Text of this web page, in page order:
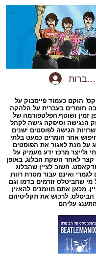
הוקם כעמוד פייסבוק על
חומרים בעברית על הלהקה
זמין ושוטף.הפלטפורמה של
הנגישה וסיפקה גישה לקהל
הגישה לפוסטים ישנים
אחר חומרים כמעט בלתי
על מנת לאגור את הפוסטים
ולייצר מרכז ידע מעמיק על
קצר לאחר השקת הבלוג, באופן
חשוב לציין שהבלוג
לגמרי ואינם עבור מטרת רווח.
מי שהביטלס זורמים בדמו וגם
מכאן אתם מוזמנים להאזין
הביטלס, לרכוש את תקליטיהם
עליהם